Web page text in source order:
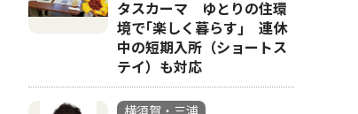
タスカーマ ゆとりの住環
境で｢楽しく暮らす｣ 連休
中の短期入所（ショートス
テイ）も対応